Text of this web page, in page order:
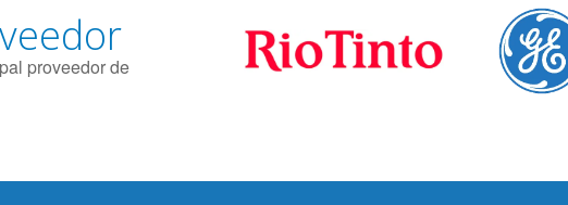
proveedor de